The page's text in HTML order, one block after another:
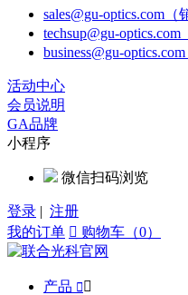
sales@gu-optics.com（
techsup@gu-optics.com
business@gu-
活动中心
会员说明
GA品牌
小程序
微信扫码浏览
登录 | 注册
我的订单  购物车（0）
产品  